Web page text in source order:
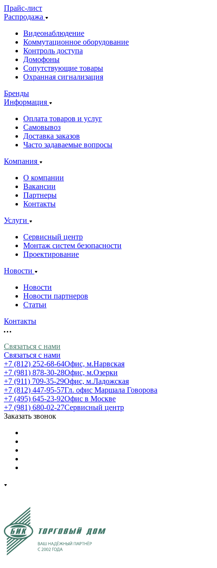
Прайс-лист
Распродажа
Видеонаблюдение
Коммутационное оборудование
Контроль доступа
Домофоны
Сопутствующие товары
Охранная сигнализация
Бренды
Информация
Оплата товаров и услуг
Самовывоз
Доставка заказов
Часто задаваемые вопросы
Компания
О компании
Вакансии
Партнеры
Контакты
Услуги
Сервисный центр
Монтаж систем безопасности
Проектирование
Новости
Новости
Новости партнеров
Статьи
Контакты
Связаться с нами
Связаться с нами
+7 (812) 252-68-64Офис, м.Нарвская
+7 (981) 878-30-28Офис, м.Озерки
+7 (911) 709-35-29Офис, м.Ладожская
+7 (812) 447-95-57Гл. офис Маршала Говорова
+7 (495) 645-23-92Офис в Москве
+7 (981) 680-02-27Сервисный центр
Заказать звонок